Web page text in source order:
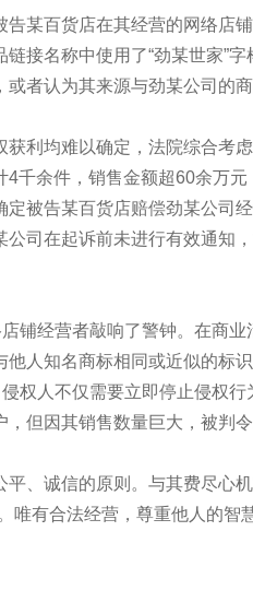
某百货店在其经营的网络店铺
接名称中使用了“劲某世家”字
者认为其来源与劲某公司的
利均难以确定，法院综合考
千余件，销售金额超60余万元
定被告某百货店赔偿劲某公司
司在起诉前未进行有效通知
铺经营者敲响了警钟。在商业
人知名商标相同或近似的标识
权人不仅需要立即停止侵权行
但因其销售数量巨大，被判
、诚信的原则。与其费尽心机
唯有合法经营，尊重他人的智